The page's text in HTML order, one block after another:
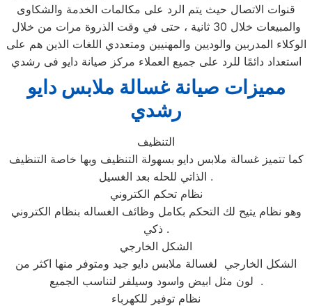
قنوات الاتصال حيث يتم الرد على مكالمات الخدمة والشكاوى
والمبيعات خلال 30 ثانية ، حتى في وقت الذروة مرات من خلال
الوكلاء المدربين والوديين والمهنيين ومتعددي اللغات الذين هم على
استعداد دائمًا للرد على جميع العملاء مركز صيانة دايو فى رشدي
مميزات صيانة غسالة ملابس دايو
رشدي
التنظيف
كما تتميز غسالة ملابس دايو بسهولة التنظيف وبها خاصة التنظيف
الذاتي للحله بعد الغسيل .
نظام تحكم الكتروني
وهو نظام يتيح لك التحكم بكامل وظائف الغساله بنظام الكتروني
ذكي .
الشكل الخارجي
الشكل الخارجي لغسالة ملابس دايو جيد ومتوفر منها اكثر من
لون مثل ابيض واسود وسيلفر لتناسب الجميع .
نظام توفير للكهرباء